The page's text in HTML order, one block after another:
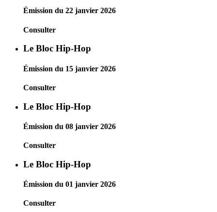
Émission du 22 janvier 2026
Consulter
Le Bloc Hip-Hop
Émission du 15 janvier 2026
Consulter
Le Bloc Hip-Hop
Émission du 08 janvier 2026
Consulter
Le Bloc Hip-Hop
Émission du 01 janvier 2026
Consulter